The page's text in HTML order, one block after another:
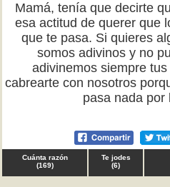
Mamá, tenía que decirte
esa actitud de querer que
que te pasa. Si quieres
somos adivinos y no
adivinemos siempre
cabrearte con nosotros
pasa nada por
Cuánta razón
(169)
Te jodes
(6)